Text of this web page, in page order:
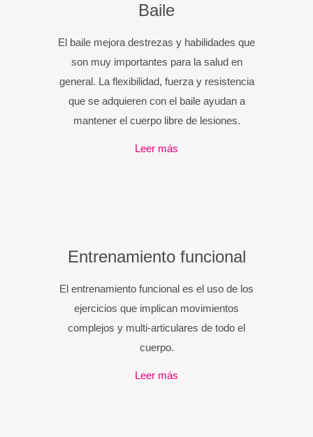
Baile
El baile mejora destrezas y habilidades que
son muy importantes para la salud en
general. La flexibilidad, fuerza y resistencia
que se adquieren con el baile ayudan a
mantener el cuerpo libre de lesiones.
Leer más
Entrenamiento funcional
El entrenamiento funcional es el uso de los
ejercicios que implican movimientos
complejos y multi-articulares de todo el
cuerpo.
Leer más